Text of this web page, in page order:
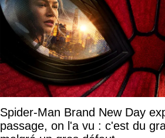
Spider-Man Brand New Day
passage, on l'a vu : c'est du